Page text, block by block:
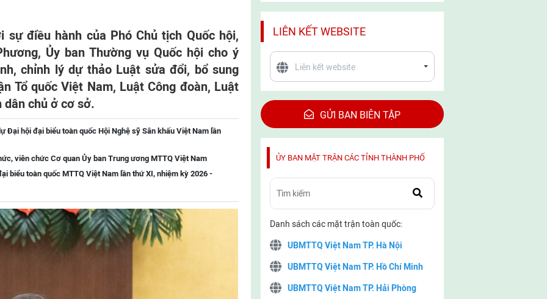
điều hành của Phó Chủ tịch Quốc hội,
Ủy ban Thường vụ Quốc hội cho ý
chỉnh lý dự thảo Luật sửa đổi, bổ sung
Tổ quốc Việt Nam, Luật Công đoàn, Luật
dân chủ ở cơ sở.
Đại hội đại biểu toàn quốc Hội Nghệ sỹ Sân khấu Việt Nam lần
viên chức Cơ quan Ủy ban Trung ương MTTQ Việt Nam
biểu toàn quốc MTTQ Việt Nam lần thứ XI, nhiệm kỳ 2026 -
LIÊN KẾT WEBSITE
GỬI BAN BIÊN TẬP
ỦY BAN MẶT TRẬN CÁC TỈNH THÀNH PHỐ
Danh sách các mặt trận toàn quốc:
UBMTTQ Việt Nam TP. Hà Nội
UBMTTQ Việt Nam TP. Hồ Chí Minh
UBMTTQ Việt Nam TP. Hải Phòng